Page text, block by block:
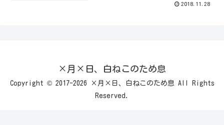
2018.11.28
×月×日、白ねこのため息
Copyright © 2017-2026 ×月×日、白ねこのため息 All Rights
Reserved.